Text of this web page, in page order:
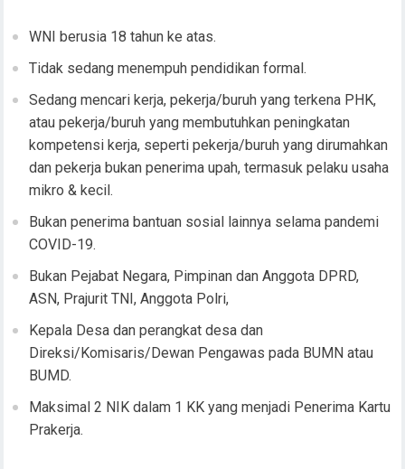
WNI berusia 18 tahun ke atas.
Tidak sedang menempuh pendidikan formal.
Sedang mencari kerja, pekerja/buruh yang terkena PHK,
atau pekerja/buruh yang membutuhkan peningkatan
kompetensi kerja, seperti pekerja/buruh yang dirumahkan
dan pekerja bukan penerima upah, termasuk pelaku usaha
mikro & kecil.
Bukan penerima bantuan sosial lainnya selama pandemi
COVID-19.
Bukan Pejabat Negara, Pimpinan dan Anggota DPRD,
ASN, Prajurit TNI, Anggota Polri,
Kepala Desa dan perangkat desa dan
Direksi/Komisaris/Dewan Pengawas pada BUMN atau
BUMD.
Maksimal 2 NIK dalam 1 KK yang menjadi Penerima Kartu
Prakerja.